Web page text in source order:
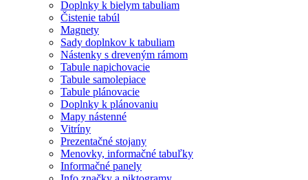
Doplnky k bielym tabuliam
Čistenie tabúl
Magnety
Sady doplnkov k tabuliam
Nástenky s dreveným rámom
Tabule napichovacie
Tabule samolepiace
Tabule plánovacie
Doplnky k plánovaniu
Mapy nástenné
Vitríny
Prezentačné stojany
Menovky, informačné tabuľky
Informačné panely